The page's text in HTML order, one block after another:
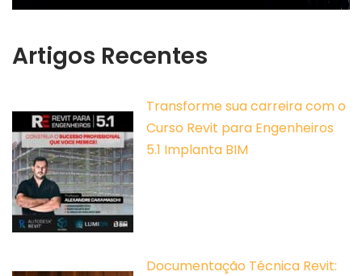
Artigos Recentes
Transforme sua carreira com o
Curso Revit para Engenheiros
5.1 Implanta BIM
Documentação Técnica Revit: